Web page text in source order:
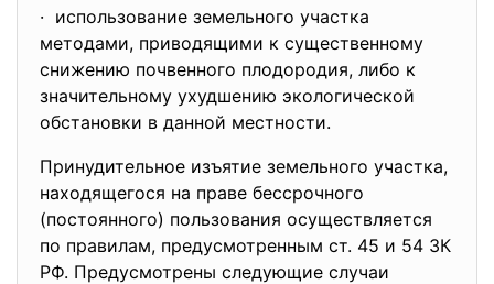
· использование земельного участка
методами, приводящими к существенному
снижению почвенного плодородия, либо к
значительному ухудшению экологической
обстановки в данной местности.
Принудительное изъятие земельного участка,
находящегося на праве бессрочного
(постоянного) пользования осуществляется
по правилам, предусмотренным ст. 45 и 54 ЗК
РФ. Предусмотрены следующие случаи